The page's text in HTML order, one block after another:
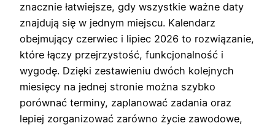
znacznie łatwiejsze, gdy wszystkie ważne daty
znajdują się w jednym miejscu. Kalendarz
obejmujący czerwiec i lipiec 2026 to rozwiązanie,
które łączy przejrzystość, funkcjonalność i
wygodę. Dzięki zestawieniu dwóch kolejnych
miesięcy na jednej stronie można szybko
porównać terminy, zaplanować zadania oraz
lepiej zorganizować zarówno życie zawodowe,